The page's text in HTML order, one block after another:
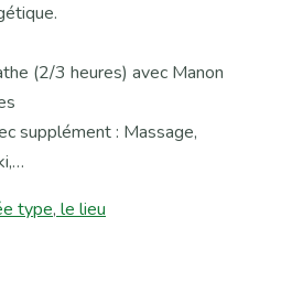
(2/3 heures) avec Manon
supplément : Massage,
type, le lieu